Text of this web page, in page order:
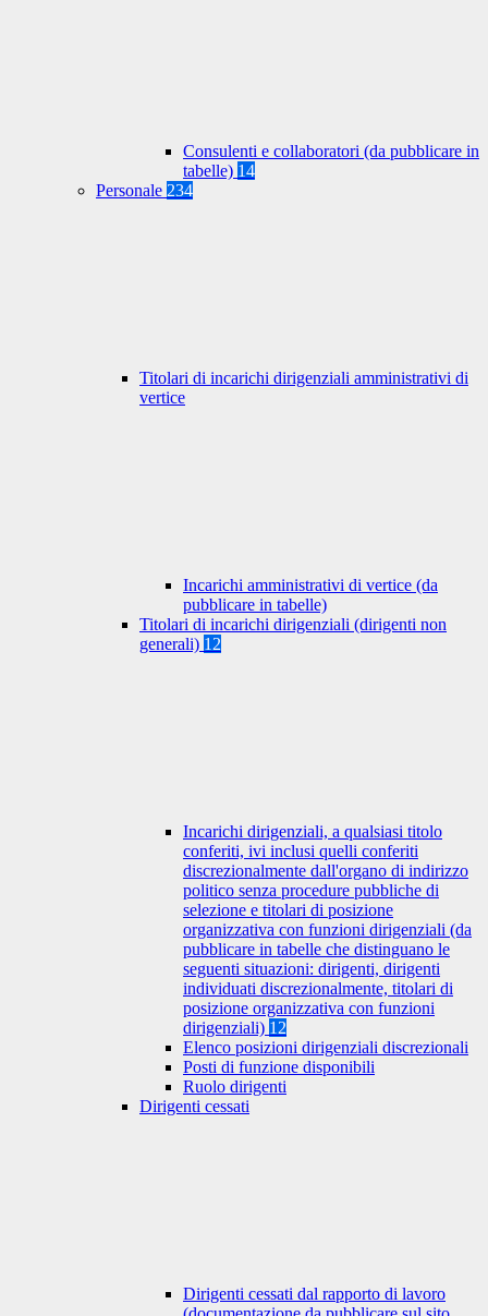
Consulenti e collaboratori (da pubblicare in
tabelle) 14
Personale 234
Titolari di incarichi dirigenziali amministrativi di
vertice
Incarichi amministrativi di vertice (da
pubblicare in tabelle)
Titolari di incarichi dirigenziali (dirigenti non
generali) 12
Incarichi dirigenziali, a qualsiasi titolo
conferiti, ivi inclusi quelli conferiti
discrezionalmente dall'organo di indirizzo
politico senza procedure pubbliche di
selezione e titolari di posizione
organizzativa con funzioni dirigenziali (da
pubblicare in tabelle che distinguano le
seguenti situazioni: dirigenti, dirigenti
individuati discrezionalmente, titolari di
posizione organizzativa con funzioni
dirigenziali) 12
Elenco posizioni dirigenziali discrezionali
Posti di funzione disponibili
Ruolo dirigenti
Dirigenti cessati
Dirigenti cessati dal rapporto di lavoro